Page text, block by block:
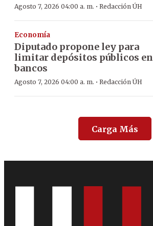
Agosto 7, 2026 04:00 a. m. · Redacción ÚH
Economía
Diputado propone ley para
limitar depósitos públicos en
bancos
Agosto 7, 2026 04:00 a. m. · Redacción ÚH
Carga Más